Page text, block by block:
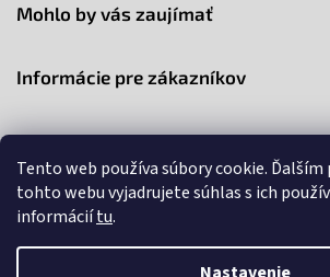
Tento web používa súbory cookie.
tohto webu vyjadrujete súhlas s ich
informáciítu.
p
v
y
v
i
s
Mohlo by vás zaujímať
Informácie pre zákazníkov
Kontakt